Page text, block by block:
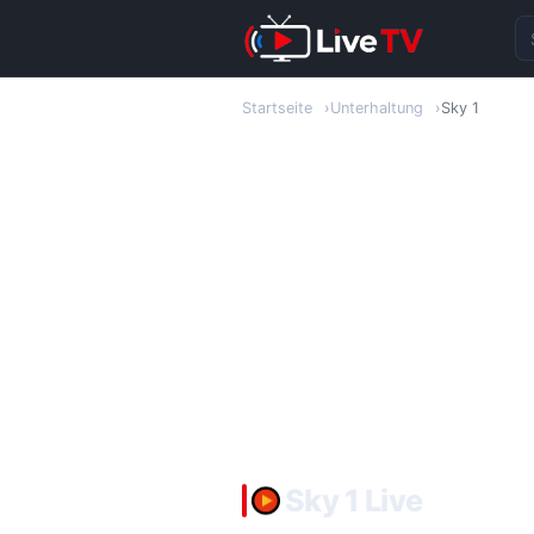
Startseite Unterhaltung Sky 1